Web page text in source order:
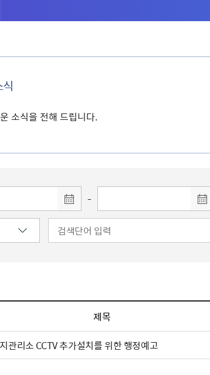
소식을 전해 드립니다.
-
제목
관리소 CCTV 추가설치를 위한 행정예고